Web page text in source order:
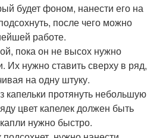
будет фоном, нанести его на
после чего можно
работе.
пока он не высох нужно
Их нужно ставить сверху в ряд,
на одну штуку.
протянуть небольшую
цвет капелек должен быть
нужно быстро.